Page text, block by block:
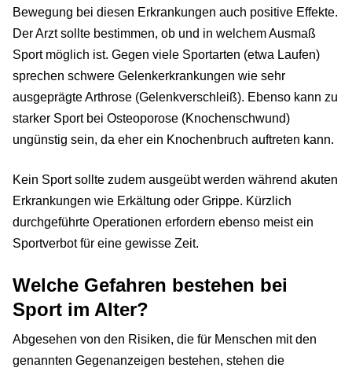
Bewegung bei diesen Erkrankungen auch positive Effekte.
Der Arzt sollte bestimmen, ob und in welchem Ausmaß
Sport möglich ist. Gegen viele Sportarten (etwa Laufen)
sprechen schwere Gelenkerkrankungen wie sehr
ausgeprägte Arthrose (Gelenkverschleiß). Ebenso kann zu
starker Sport bei Osteoporose (Knochenschwund)
ungünstig sein, da eher ein Knochenbruch auftreten kann.
Kein Sport sollte zudem ausgeübt werden während akuten
Erkrankungen wie Erkältung oder Grippe. Kürzlich
durchgeführte Operationen erfordern ebenso meist ein
Sportverbot für eine gewisse Zeit.
Welche Gefahren bestehen bei
Sport im Alter?
Abgesehen von den Risiken, die für Menschen mit den
genannten Gegenanzeigen bestehen, stehen die